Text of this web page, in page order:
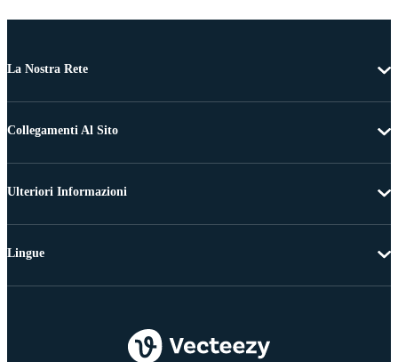
La Nostra Rete
Collegamenti Al Sito
Ulteriori Informazioni
Lingue